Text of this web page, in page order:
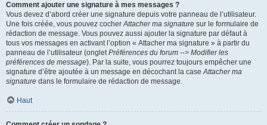
Comment ajouter une signature à mes messages ?
Vous devez d’abord créer une signature depuis votre panneau de l’utilisateur.
Une fois créée, vous pouvez cocherAttacher ma signature sur le formulaire de
rédaction de message. Vous pouvez aussi ajouter la signature par défaut à
tous vos messages en activant l’option « Attacher ma signature » à partir du
panneau de l’utilisateur (ongletPréférences du forum --> Modifier les
préférences de message). Par la suite, vous pourrez toujours empêcher une
signature d’être ajoutée à un message en décochant la caseAttacher ma
signature dans le formulaire de rédaction de message.
Haut